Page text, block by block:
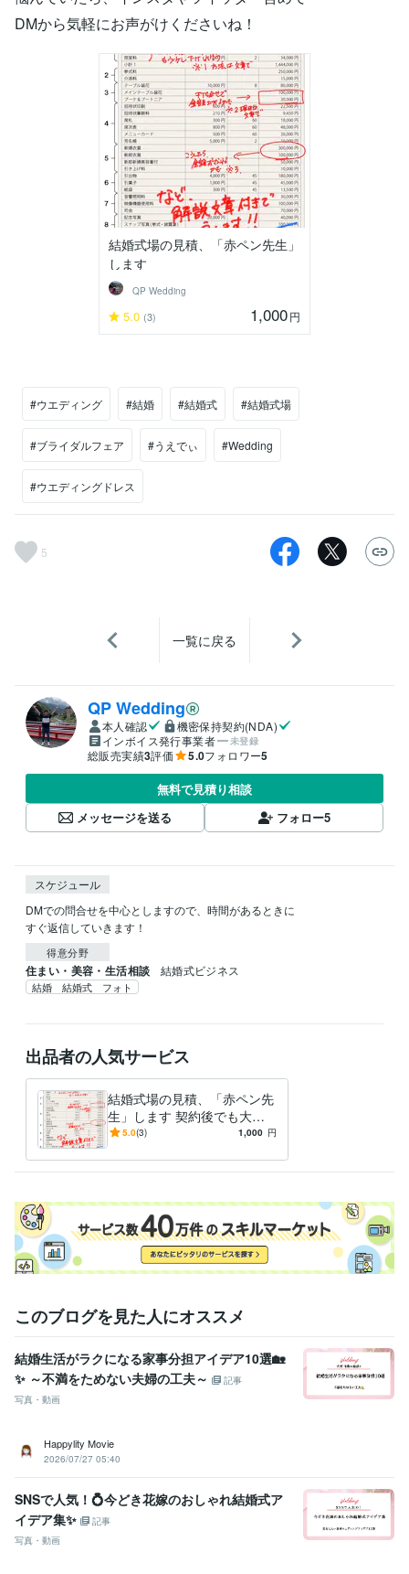
DMから気軽にお声がけくださいね！
結婚式場の見積、「赤ペン先生」
します
QP Wedding
5.0 (3) 1,000円
#ウエディング #結婚 #結婚式 #結婚式場
#ブライダルフェア #うえでぃ #Wedding
#ウエディングドレス
5
一覧に戻る
QP Wedding
本人確認
機密保持契約(NDA)
インボイス発行事業者
未登録
総販売実績3評価 5.0フォロワー5
無料で見積り相談
メッセージを送る
フォロー5
スケジュール
DMでの問合せを中心としますので、時間があるときに
すぐ返信していきます！
得意分野
住まい・美容・生活相談 結婚式ビジネス
結婚 結婚式 フォト
出品者の人気サービス
結婚式場の見積、「赤ペン先
生」します 契約後でも大丈
夫！値引ポイントと方法を伝
5.0(3) 1,000 円
このブログを見た人にオススメ
結婚生活がラクになる家事分担アイデア10選🏡
✨ ～不満をためない夫婦の工夫～
記事
写真・動画
Happylity Movie
2026/07/27 05:40
SNSで人気！💍今どき花嫁のおしゃれ結婚式ア
イデア集✨
記事
写真・動画